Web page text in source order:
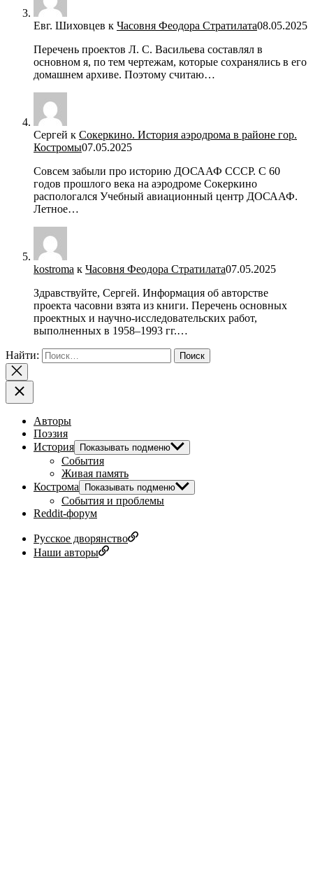
Евг. Шиховцев к Часовня Феодора Стратилата08.05.2025
Перечень проектов Л. С. Васильева составлял в
основном я, по тем чертежам, которые сохранялись в его
домашнем архиве. Поэтому считаю…
Сергей к Сокеркино. История аэродрома в районе гор.
Костромы07.05.2025
Совсем забыли про историю ДОСААФ СССР. С 60
годов прошлого века на аэродроме Сокеркино
распологался Учебный авиационный центр ДОСААФ.
Летное…
kostroma к Часовня Феодора Стратилата07.05.2025
Здравствуйте, Сергей. Информация об авторстве
проекта часовни взята из книги. Перечень основных
проектных и научно-исследовательских работ,
выполненных в 1958–1993 гг.…
Найти:
Авторы
Поэзия
История
Показывать подменю
События
Живая память
Кострома
Показывать подменю
События и проблемы
Reddit-форум
Русское дворянство
Наши авторы